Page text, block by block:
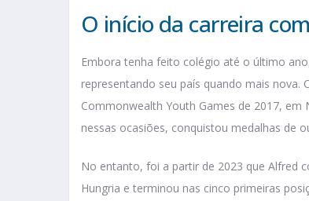
O início da carreira
Embora tenha feito colégio até o último
representando seu país quando mais
Commonwealth Youth Games de 2017, em
nessas ocasiões, conquistou medalhas de
No entanto, foi a partir de 2023 que Alfred
Hungria e terminou nas cinco primeiras